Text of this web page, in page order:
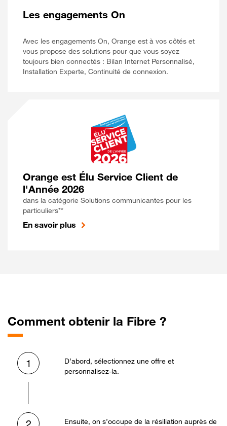
Les engagements On
Avec les engagements On, Orange est à vos côtés et
vous propose des solutions pour que vous soyez
toujours bien connectés : Bilan Internet Personnalisé,
Installation Experte, Continuité de connexion.
Orange est Élu Service Client de
l'Année 2026
dans la catégorie Solutions communicantes pour les
particuliers**
En savoir plus
Comment obtenir la Fibre ?
1
D’abord, sélectionnez une offre et
personnalisez-la.
Ensuite, on s’occupe de la résiliation auprès de